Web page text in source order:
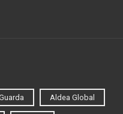
Aldea Global